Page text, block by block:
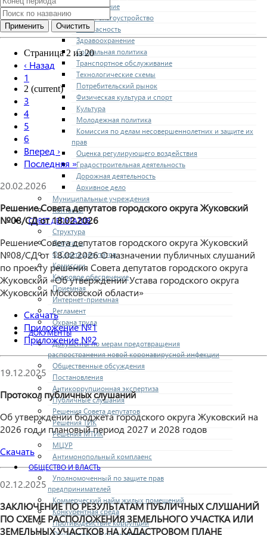
Образование
ЖКХ и благоустройство
Безопасность
Здравоохранение
Социальная политика
Транспортное обслуживание
Технологические схемы
Потребительский рынок
Физическая культура и спорт
Культура
Молодежная политика
Комиссия по делам несовершеннолетних и защите их
прав
Оценка регулирующего воздействия
Градостроительная деятельность
Дорожная деятельность
Архивное дело
Муниципальные учреждения
Контакты
СОВЕТ ДЕПУТАТОВ
Структура
Депутаты
О Совете депутатов
Комиссии
Кадровое обеспечение
Приемная
Интернет-приемная
Регламент
Охрана труда
ДОКУМЕНТЫ
Документы по мерам предотвращения
распространения новой коронавирусной инфекции
Общественные обсуждения
Постановления
Антикоррупционная экспертиза
Публичные слушания
Решения Совета депутатов
Решения ТИК
Решения МТИК
МЦУР
Антимонопольный комплаенс
ОБЩЕСТВО И ВЛАСТЬ
Уполномоченный по защите прав
предпринимателей
Коммерческий найм жилых помещений
Конкурентная среда
Противодействие коррупции
Страница 2 из 20
‹ Назад
1
2 (current)
3
4
5
6
Вперед ›
Последняя »
20.02.2026
Решение Совета депутатов городского округа Жуковский
№08/СД от 18.02.2026
Решение Совета депутатов городского округа Жуковский
№08/СД от 18.02.2026 О назначении публичных слушаний
по проекту решения Совета депутатов городского округа
Жуковский «Об утверждении Устава городского округа
Жуковский Московской области»
Скачать
Приложение №1
Приложение №2
19.12.2025
Протокол публичных слушаний
Об утверждении бюджета городского округа Жуковский на
2026 год и плановый период 2027 и 2028 годов
Скачать
02.12.2025
ЗАКЛЮЧЕНИЕ ПО РЕЗУЛЬТАТАМ ПУБЛИЧНЫХ СЛУШАНИЙ
ПО СХЕМЕ РАСПОЛОЖЕНИЯ ЗЕМЕЛЬНОГО УЧАСТКА ИЛИ
ЗЕМЕЛЬНЫХ УЧАСТКОВ НА КАДАСТРОВОМ ПЛАНЕ